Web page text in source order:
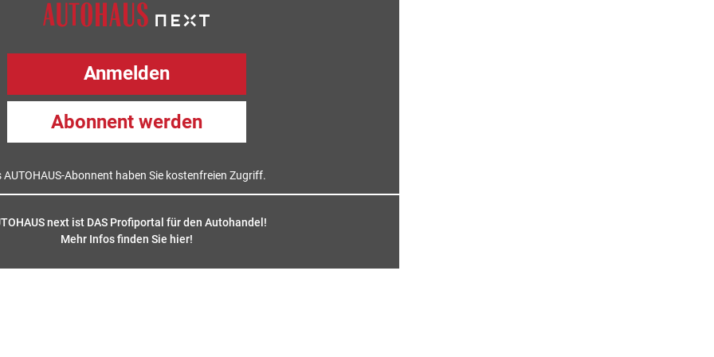
Anmelden
Abonnent werden
AUTOHAUS-Abonnent haben Sie kostenfreien Zugriff.
next ist DAS Profiportal für den Autohandel!
Mehr Infos finden Sie hier!